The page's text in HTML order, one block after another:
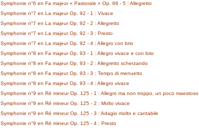
Symphonie n°6 en Fa majeur « Pastorale » Op. 68 - 5 : Allegretto
Symphonie n°7 en La majeur Op. 92 - 1 : Vivace
Symphonie n°7 en La majeur Op. 92 - 2 : Allegretto
Symphonie n°7 en La majeur Op. 92 - 3 : Presto
Symphonie n°7 en La majeur Op. 92 - 4 : Allegro con brio
Symphonie n°8 en Fa majeur Op. 93 - 1 : Allegro vivace e con brio
Symphonie n°8 en Fa majeur Op. 93 - 2 : Allegretto scherzando
Symphonie n°8 en Fa majeur Op. 93 - 3 : Tempo di menuetto
Symphonie n°8 en Fa majeur Op. 93 - 4 : Allegro vivace
Symphonie n°9 en Ré mineur Op. 125 - 1 : Allegro ma non troppo, un poco maestoso
Symphonie n°9 en Ré mineur Op. 125 - 2 : Molto vivace
Symphonie n°9 en Ré mineur Op. 125 - 3 : Adagio molto e cantabile
Symphonie n°9 en Ré mineur Op. 125 - 4 : Presto